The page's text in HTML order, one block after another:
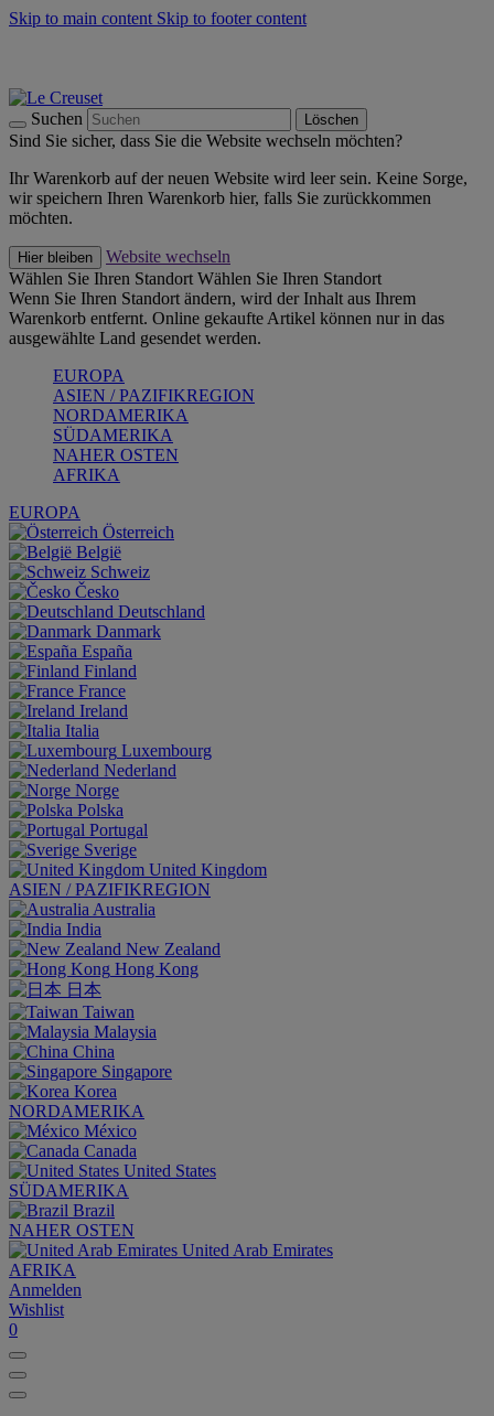
Skip to main content Skip to footer content
Suchen Löschen
Sind Sie sicher, dass Sie die Website wechseln möchten?
Ihr Warenkorb auf der neuen Website wird leer sein. Keine Sorge,
wir speichern Ihren Warenkorb hier, falls Sie zurückkommen
möchten.
Hier bleiben
Website wechseln
Wählen Sie Ihren Standort Wählen Sie Ihren Standort
Wenn Sie Ihren Standort ändern, wird der Inhalt aus Ihrem
Warenkorb entfernt. Online gekaufte Artikel können nur in das
ausgewählte Land gesendet werden.
EUROPA
ASIEN / PAZIFIKREGION
NORDAMERIKA
SÜDAMERIKA
NAHER OSTEN
AFRIKA
EUROPA
Österreich
België
Schweiz
Česko
Deutschland
Danmark
España
Finland
France
Ireland
Italia
Luxembourg
Nederland
Norge
Polska
Portugal
Sverige
United Kingdom
ASIEN / PAZIFIKREGION
Australia
India
New Zealand
Hong Kong
日本
Taiwan
Malaysia
China
Singapore
Korea
NORDAMERIKA
México
Canada
United States
SÜDAMERIKA
Brazil
NAHER OSTEN
United Arab Emirates
AFRIKA
Anmelden
Wishlist
0